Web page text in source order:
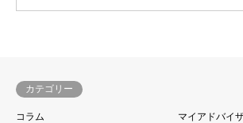
カテゴリー
コラム
マイアドバイ